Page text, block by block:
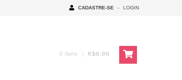
CADASTRE-SE - LOGIN
0 Itens | R$0,00